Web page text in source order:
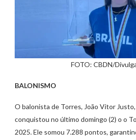
FOTO: CBDN/
BALONISMO
O balonista de Torres, João Vitor Justo,
conquistou no último domingo (2) o o
2025. Ele somou 7.288 pontos,